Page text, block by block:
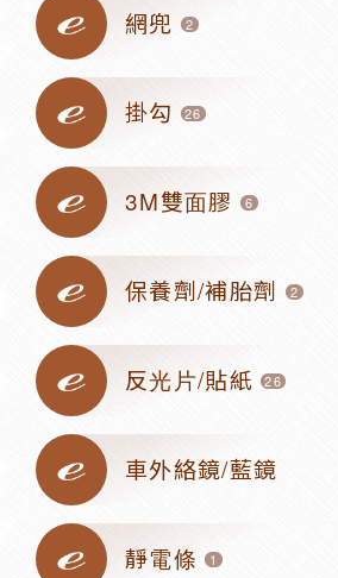
網兜 2
掛勾 26
3M雙面膠 6
保養劑/補胎劑 2
反光片/貼紙26
車外絡鏡/藍鏡
靜電條 1